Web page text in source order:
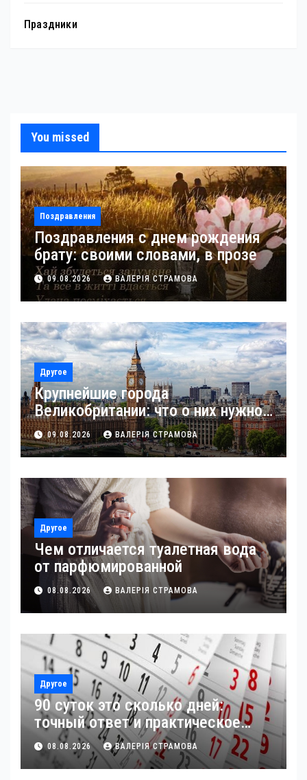
Праздники
You missed
Поздравления
Поздравления с днем рождения
брату: своими словами, в прозе
09.08.2026 ВАЛЕРІЯ СТРАМОВА
Другое
Крупнейшие города
Великобритании: что о них нужно
знать
09.08.2026 ВАЛЕРІЯ СТРАМОВА
Другое
Чем отличается туалетная вода
от парфюмированной
08.08.2026 ВАЛЕРІЯ СТРАМОВА
Другое
90 суток это сколько дней:
точный ответ и практическое
применение
08.08.2026 ВАЛЕРІЯ СТРАМОВА